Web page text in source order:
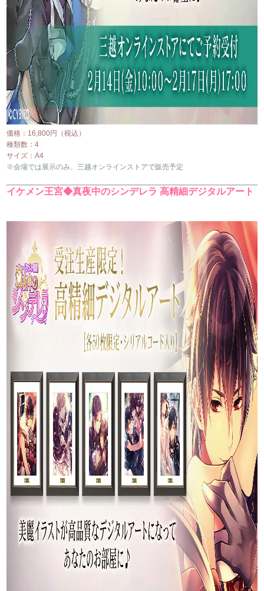
価格：16,800円（税込）
種類数：4
サイズ：A4
※会場では展示のみ、三越オンラインストアで販売予定
イケメン王宮◆真夜中のシンデレラ 高精細デジタルアート